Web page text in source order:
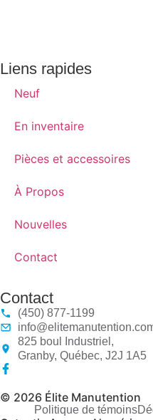
Liens rapides
Neuf
En inventaire
Pièces et accessoires
À Propos
Nouvelles
Contact
Contact
(450) 877-1199
825 boul Industriel,
Granby, Québec, J2J 1A5
© 2026 Élite Manutention
Politique de témoins